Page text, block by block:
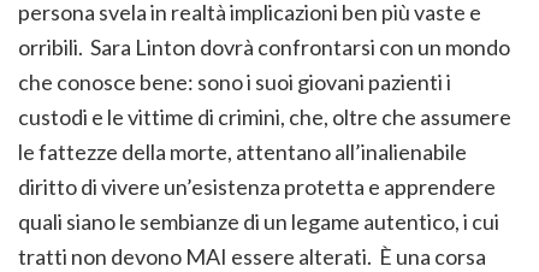
persona svela in realtà implicazioni ben più vaste e
orribili. Sara Linton dovrà confrontarsi con un mondo
che conosce bene: sono i suoi giovani pazienti i
custodi e le vittime di crimini, che, oltre che assumere
le fattezze della morte, attentano all’inalienabile
diritto di vivere un’esistenza protetta e apprendere
quali siano le sembianze di un legame autentico, i cui
tratti non devono MAI essere alterati. È una corsa